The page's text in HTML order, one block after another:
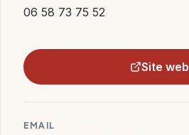
06 58 73 75 52
Site web
EMAIL